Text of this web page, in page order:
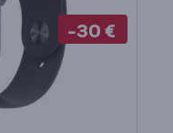
-30 €